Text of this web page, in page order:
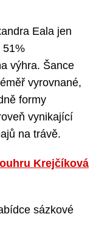
Eala jen
51%
výhra. Šance
vyrovnané,
formy
vynikající
na trávě.
Krejčíková
sázkové